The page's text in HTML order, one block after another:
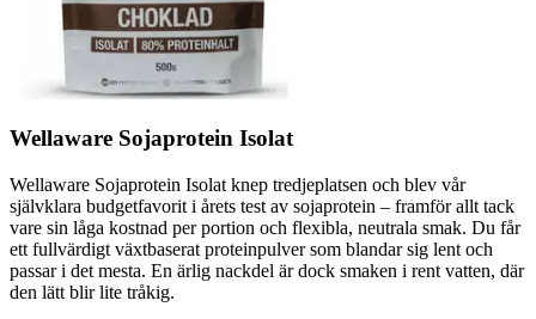
Wellaware Sojaprotein Isolat
Wellaware Sojaprotein Isolat knep tredjeplatsen och blev vår
självklara budgetfavorit i årets test av sojaprotein – framför allt tack
vare sin låga kostnad per portion och flexibla, neutrala smak. Du får
ett fullvärdigt växtbaserat proteinpulver som blandar sig lent och
passar i det mesta. En ärlig nackdel är dock smaken i rent vatten, där
den lätt blir lite tråkig.